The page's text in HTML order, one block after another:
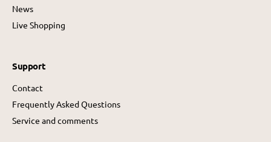
News
Live Shopping
Support
Contact
Frequently Asked Questions
Service and comments